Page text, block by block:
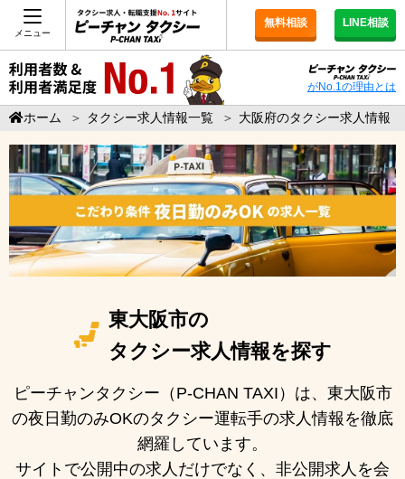
メニュー
無料相談 LINE相談
がNo.1の理由とは
ホーム ＞ タクシー求人情報一覧 ＞ 大阪府のタクシー求人情報
東大阪市の
タクシー求人情報を探す
ピーチャンタクシー（P-CHAN TAXI）は、東大阪市
の夜日勤のみOKのタクシー運転手の求人情報を徹底
網羅しています。
サイトで公開中の求人だけでなく、非公開求人を会